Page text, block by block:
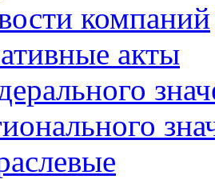
компаний
акты